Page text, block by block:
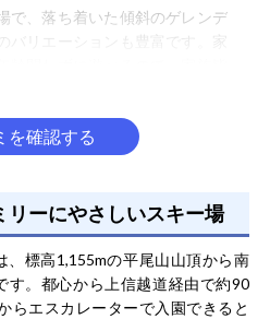
で、落ち着いた傾斜のゲレンデ
バリエーションも豊富です。家
ことができ、一見の価値有りで
と見る
5.0
を確認する
リーにやさしいスキー場
、標高1,155mの平尾山山頂から南
す。都心から上信越道経由で約90
らエスカレーターで入園できると